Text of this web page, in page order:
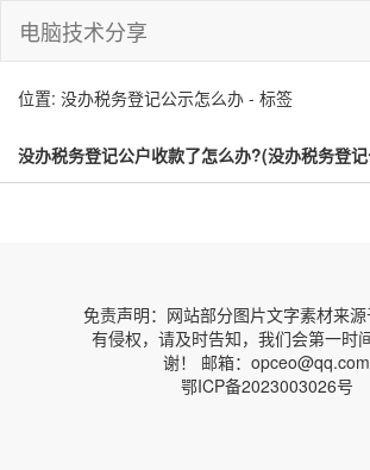
电脑技术分享
位置: 没办税务登记公示怎么办 - 标签
没办税务登记公户收款了怎么办?(没办税务登
免责声明：网站部分图片文字素材来
有侵权，请及时告知，我们会第一时
谢！ 邮箱：opceo@qq.com
鄂ICP备2023003026号